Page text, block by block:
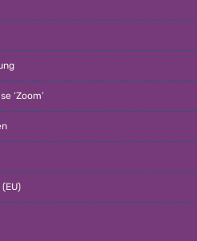
‘Zoom’